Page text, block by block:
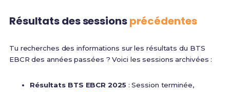
Résultats des sessionsprécédentes
Tu recherches des informations sur les résultats du BTS
EBCR des années passées ? Voici les sessions archivées :
Résultats BTS EBCR 2025 : Session terminée,